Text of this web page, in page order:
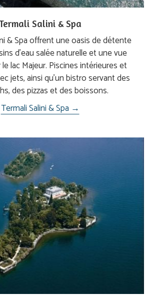
Termali Salini & Spa
& Spa offrent une oasis de détente
d’eau salée naturelle et une vue
lac Majeur. Piscines intérieures et
jets, ainsi qu'un bistro servant des
des pizzas et des boissons.
Termali Salini & Spa →